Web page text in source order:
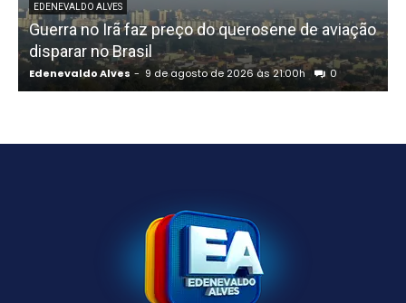
EDENEVALDO ALVES
Guerra no Irã faz preço do querosene de aviação
disparar no Brasil
Edenevaldo Alves - 9 de agosto de 2026 às 21:00h 0